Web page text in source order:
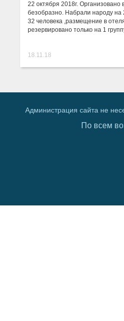
22 октября 2018г. Организовано
безобразно. Набрали народу на
32 человека ,размещение в
резервировано только на 1
18.11.18
Администрация сайта не
По всем